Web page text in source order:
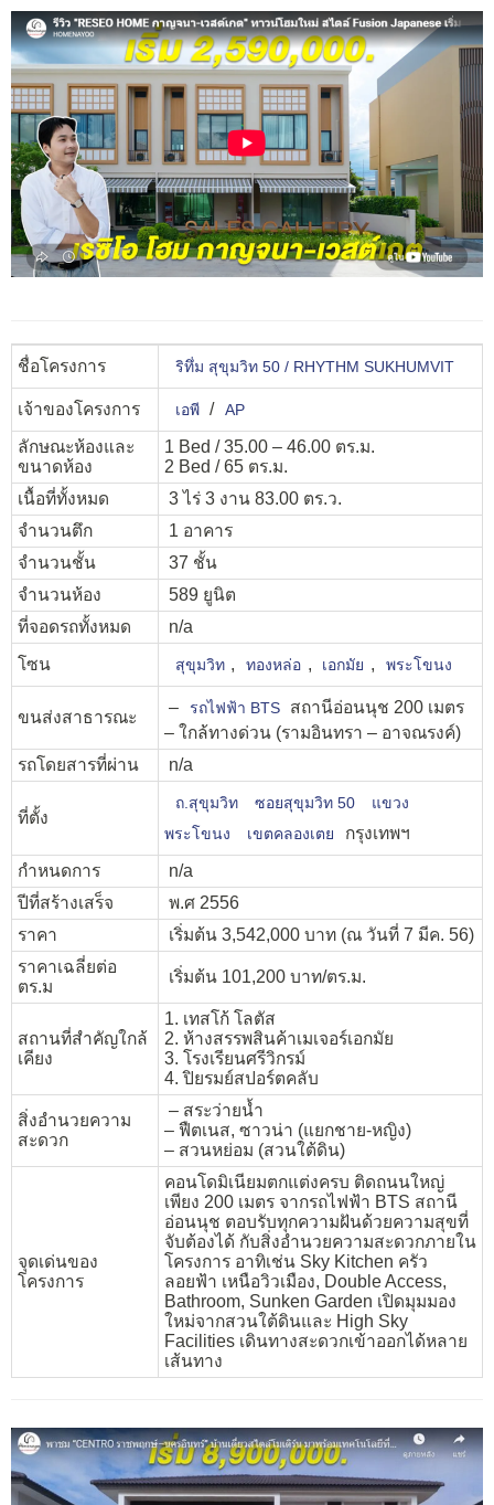
ชื่อโครงการ ริทึ่ม สุขุมวิท 50 / RHYTHM SUKHUMVIT
เจ้าของโครงการ เอพี / AP
ลักษณะห้องและ
ขนาดห้อง
1 Bed / 35.00 – 46.00 ตร.ม.
2 Bed / 65 ตร.ม.
เนื้อที่ทั้งหมด
3 ไร่ 3 งาน 83.00 ตร.ว.
จำนวนตึก
1 อาคาร
จำนวนชั้น
37 ชั้น
จำนวนห้อง
589 ยูนิต
ที่จอดรถทั้งหมด
n/a
โซน
สุขุมวิท , ทองหล่อ , เอกมัย , พระโขนง
ขนส่งสาธารณะ
– รถไฟฟ้า BTS
สถานีอ่อนนุช 200 เมตร
– ใกล้ทางด่วน (รามอินทรา – อาจณรงค์)
รถโดยสารที่ผ่าน
n/a
ที่ตั้ง
ถ.สุขุมวิท ซอยสุขุมวิท 50
แขวง
พระโขนง
เขตคลองเตย
กรุงเทพฯ
กำหนดการ
n/a
ปีที่สร้างเสร็จ
พ.ศ 2556
ราคา
เริ่มต้น 3,542,000 บาท (ณ วันที่ 7 มีค. 56)
ราคาเฉลี่ยต่อ
ตร.ม
เริ่มต้น 101,200 บาท/ตร.ม.
สถานที่สำคัญใกล้
เคียง
1. เทสโก้ โลตัส
2. ห้างสรรพสินค้าเมเจอร์เอกมัย
3. โรงเรียนศรีวิกรม์
4. ปิยรมย์สปอร์ตคลับ
สิ่งอำนวยความ
สะดวก
– สระว่ายน้ำ
– ฟืตเนส, ซาวน่า (แยกชาย-หญิง)
– สวนหย่อม (สวนใต้ดิน)
จุดเด่นของ
โครงการ
คอนโดมิเนียมตกแต่งครบ ติดถนนใหญ่
เพียง 200 เมตร จากรถไฟฟ้า BTS สถานี
อ่อนนุช ตอบรับทุกความฝันด้วยความสุขที่
จับต้องได้ กับสิ่งอำนวยความสะดวกภายใน
โครงการ อาทิเช่น Sky Kitchen ครัว
ลอยฟ้า เหนือวิวเมือง, Double Access,
Bathroom, Sunken Garden เปิดมุมมอง
ใหม่จากสวนใต้ดินและ High Sky
Facilities เดินทางสะดวกเข้าออกได้หลาย
เส้นทาง